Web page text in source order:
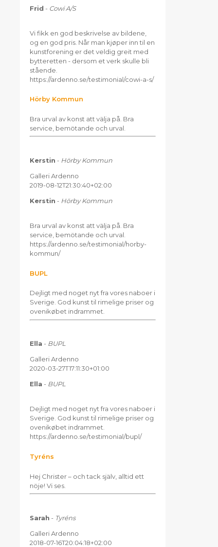
Frid - Cowi A/S
Vi fikk en god beskrivelse av bildene,
og en god pris. Når man kjøper inn til en
kunstforening er det veldig greit med
bytteretten - dersom et verk skulle bli
stående.
https://ardenno.se/testimonial/cowi-a-s/
Hörby Kommun
Bra urval av konst att välja på. Bra
service, bemötande och urval.
Kerstin - Hörby Kommun
Galleri Ardenno
2019-08-12T21:30:40+02:00
Kerstin - Hörby Kommun
Bra urval av konst att välja på. Bra
service, bemötande och urval.
https://ardenno.se/testimonial/horby-
kommun/
BUPL
Dejligt med noget nyt fra vores naboer i
Sverige. God kunst til rimelige priser og
ovenikøbet indrammet.
Ella - BUPL
Galleri Ardenno
2020-03-27T17:11:30+01:00
Ella - BUPL
Dejligt med noget nyt fra vores naboer i
Sverige. God kunst til rimelige priser og
ovenikøbet indrammet.
https://ardenno.se/testimonial/bupl/
Tyréns
Hej Christer – och tack själv, alltid ett
nöje! Vi ses.
Sarah - Tyréns
Galleri Ardenno
2018-07-16T20:04:18+02:00